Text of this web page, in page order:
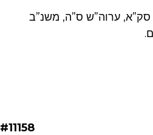
סק”א, ערוה”ש ס”ה, משנ”ב
#11158